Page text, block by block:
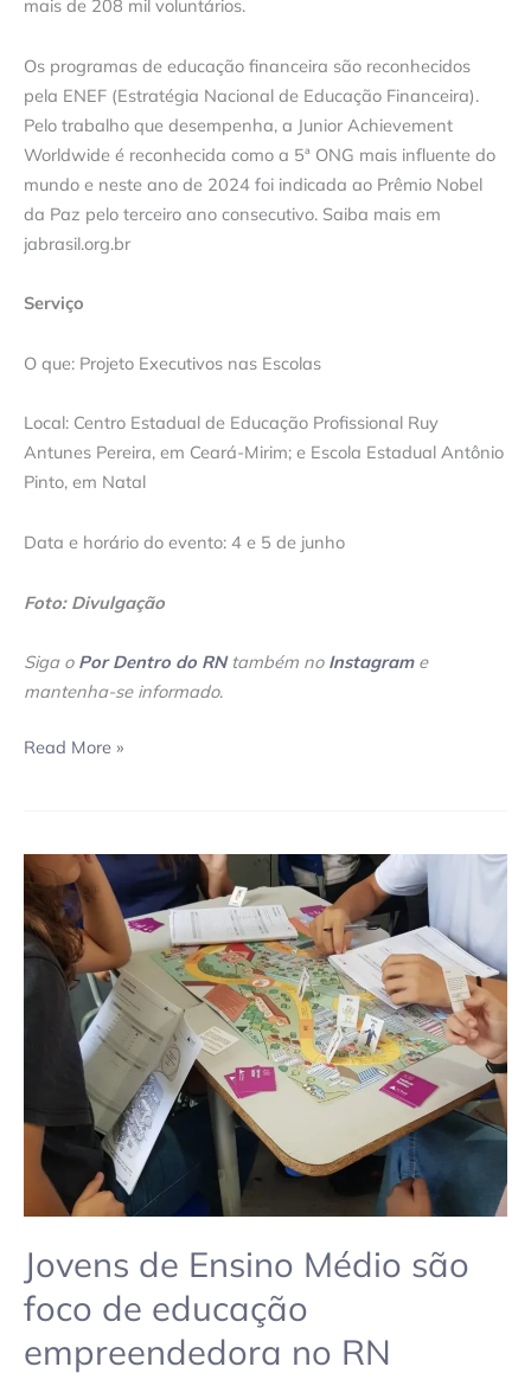
mais de 208 mil voluntários.
Os programas de educação financeira são reconhecidos
pela ENEF (Estratégia Nacional de Educação Financeira).
Pelo trabalho que desempenha, a Junior Achievement
Worldwide é reconhecida como a 5ª ONG mais influente do
mundo e neste ano de 2024 foi indicada ao Prêmio Nobel
da Paz pelo terceiro ano consecutivo. Saiba mais em
jabrasil.org.br
Serviço
O que: Projeto Executivos nas Escolas
Local: Centro Estadual de Educação Profissional Ruy
Antunes Pereira, em Ceará-Mirim; e Escola Estadual Antônio
Pinto, em Natal
Data e horário do evento: 4 e 5 de junho
Foto: Divulgação
Siga o Por Dentro do RNtambém no Instagrame
mantenha-se informado.
Read More »
Jovens de Ensino Médio são
foco de educação
empreendedora no RN
Jovens
Ensino
Médio
educação
empreendedora
no
RN